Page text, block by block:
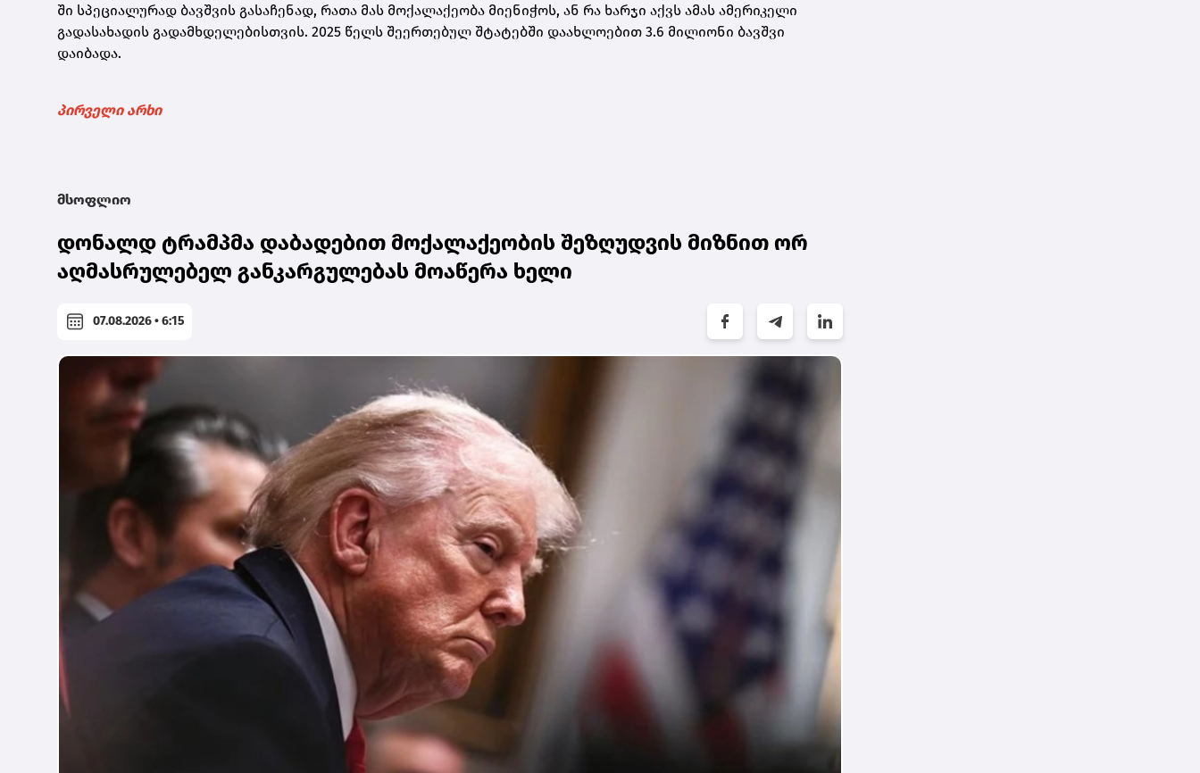
ში სპეციალურად ბავშვის გასაჩენად, რათა მას მოქალაქეობა მიენიჭოს, ან რა ხარჯი აქვს ამას ამერიკელი
გადასახადის გადამხდელებისთვის. 2025 წელს შეერთებულ შტატებში დაახლოებით 3.6 მილიონი ბავშვი
დაიბადა.
პირველი არხი
მსოფლიო
დონალდ ტრამპმა დაბადებით მოქალაქეობის შეზღუდვის მიზნით ორ
აღმასრულებელ განკარგულებას მოაწერა ხელი
07.08.2026 • 6:15